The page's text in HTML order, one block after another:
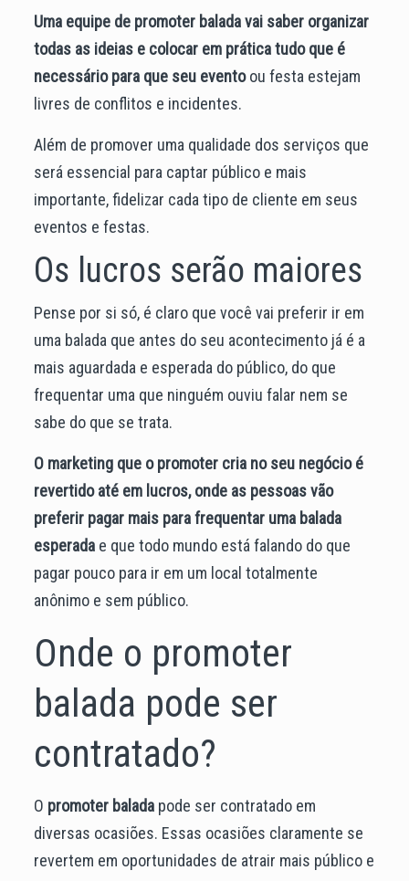
Uma equipe de promoter balada vai saber organizar
todas as ideias e colocar em prática tudo que é
necessário para que seu eventoou festa estejam
livres de conflitos e incidentes.
Além de promover uma qualidade dos serviços que
será essencial para captar público e mais
importante, fidelizar cada tipo de cliente em seus
eventos e festas.
Os lucros serão maiores
Pense por si só, é claro que você vai preferir ir em
uma balada que antes do seu acontecimento já é a
mais aguardada e esperada do público, do que
frequentar uma que ninguém ouviu falar nem se
sabe do que se trata.
O marketing que o promoter cria no seu negócio é
revertido até em lucros, onde as pessoas vão
preferir pagar mais para frequentar uma balada
esperada e que todo mundo está falando do que
pagar pouco para ir em um local totalmente
anônimo e sem público.
Onde o promoter
balada pode ser
contratado?
O promoter baladapode ser contratado em
diversas ocasiões. Essas ocasiões claramente se
revertem em oportunidades de atrair mais público e